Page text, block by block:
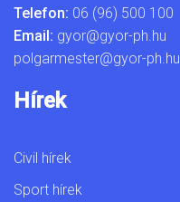
Telefon: 06 (96) 500 100
Email: gyor@gyor-ph.hu
polgarmester@gyor-ph.hu
Hírek
Civil hírek
Sport hírek